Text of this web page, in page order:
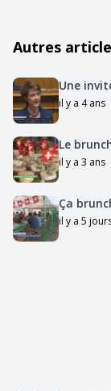
Autres
Une
il y a 4 ans
Le
il y a 3 ans
Ça
il y a 5